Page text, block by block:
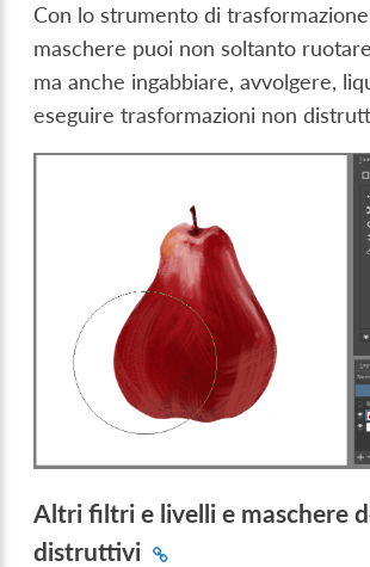
Con lo strumento di
maschere puoi non soltanto
ma anche ingabbiare, avvolgere,
eseguire trasformazioni non
Altri filtri e livelli e maschere
distruttivi